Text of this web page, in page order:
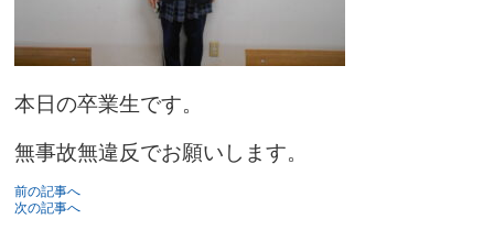
本日の卒業生です。
無事故無違反でお願いします。
前の記事へ
次の記事へ